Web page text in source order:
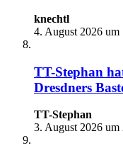
knechtl
4. August 2026 um
TT-Stephan
Dresdners
TT-Stephan
3. August 2026 um